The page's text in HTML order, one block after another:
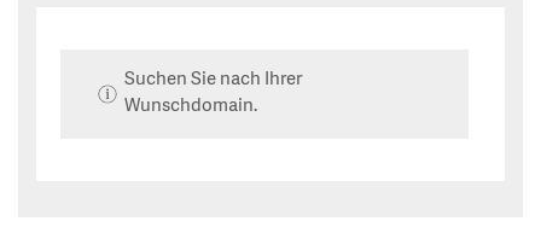
Suchen Sie nach Ihrer
Wunschdomain.